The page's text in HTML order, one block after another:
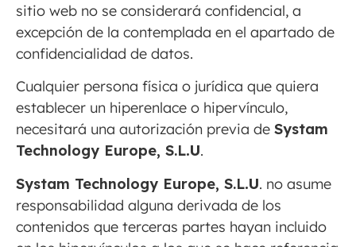
sitio web no se considerará confidencial, a
excepción de la contemplada en el apartado de
confidencialidad de datos.
Cualquier persona física o jurídica que quiera
establecer un hiperenlace o hipervínculo,
necesitará una autorización previa de Systam
Technology Europe, S.L.U.
Systam Technology Europe, S.L.U. no asume
responsabilidad alguna derivada de los
contenidos que terceras partes hayan incluido